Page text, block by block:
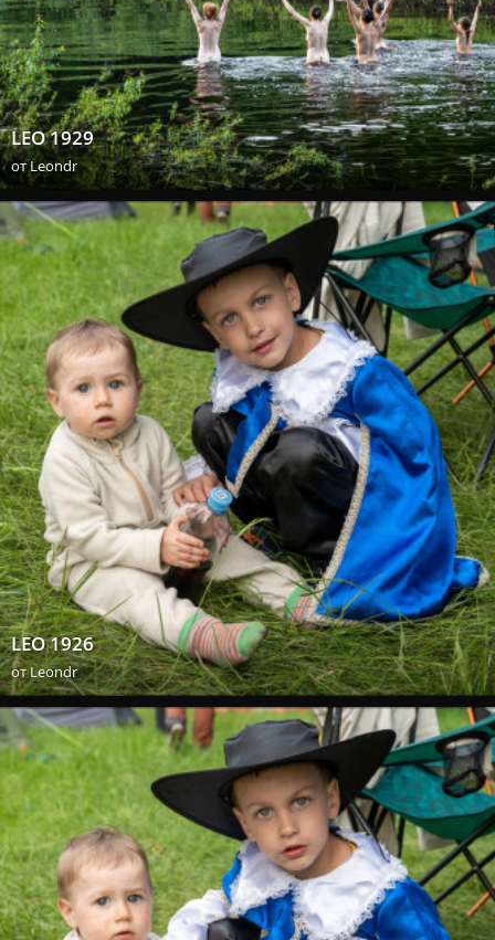
LEO 1929
отLeondr
LEO 1926
отLeondr